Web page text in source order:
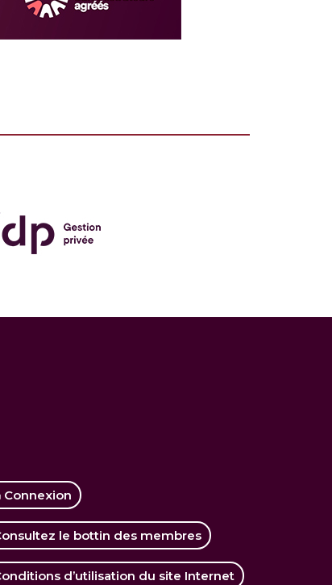
Connexion
le bottin des membres
d’utilisation du site Internet